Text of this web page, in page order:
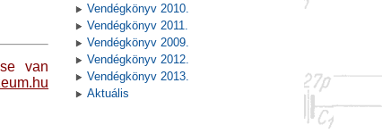
van
Vendégkönyv 2010.
Vendégkönyv 2011.
Vendégkönyv 2009.
Vendégkönyv 2012.
Vendégkönyv 2013.
Aktuális